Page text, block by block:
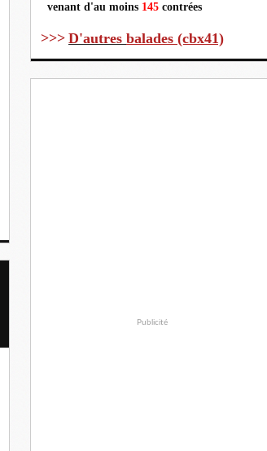
venant d'au moins 145 contrées
>>> D'autres balades (cbx41)
Publicité